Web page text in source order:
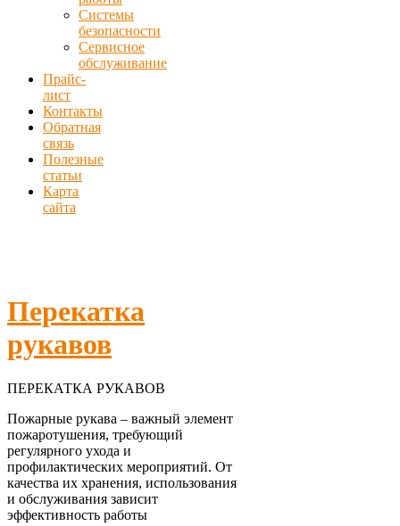
Системы
безопасности
Сервисное
обслуживание
Прайс-
лист
Контакты
Обратная
связь
Полезные
статьи
Карта
сайта
Перекатка
рукавов
ПЕРЕКАТКА РУКАВОВ
Пожарные рукава – важный элемент
пожаротушения, требующий
регулярного ухода и
профилактических мероприятий. От
качества их хранения, использования
и обслуживания зависит
эффективность работы